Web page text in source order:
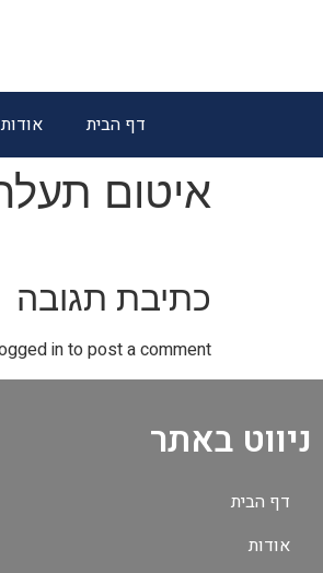
דף הבית אודות
איטום
כתיבת תגובה
in to post a comment.
ניווט באתר
דף הבית
אודות